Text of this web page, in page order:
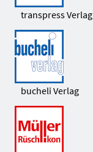
transpress Verlag
bucheli Verlag